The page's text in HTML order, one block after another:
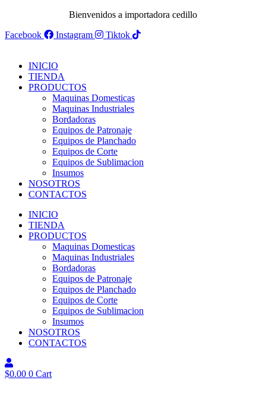
Bienvenidos a importadora cedillo
Facebook
Instagram Tiktok
INICIO
TIENDA
PRODUCTOS
Maquinas Domesticas
Maquinas Industriales
Bordadoras
Equipos de Patronaje
Equipos de Planchado
Equipos de Corte
Equipos de Sublimacion
Insumos
NOSOTROS
CONTACTOS
INICIO
TIENDA
PRODUCTOS
Maquinas Domesticas
Maquinas Industriales
Bordadoras
Equipos de Patronaje
Equipos de Planchado
Equipos de Corte
Equipos de Sublimacion
Insumos
NOSOTROS
CONTACTOS
$0.00 0 Cart